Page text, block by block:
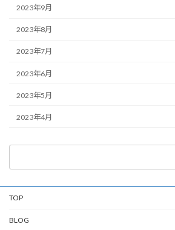
2023年9月
2023年8月
2023年7月
2023年6月
2023年5月
2023年4月
TOP
BLOG